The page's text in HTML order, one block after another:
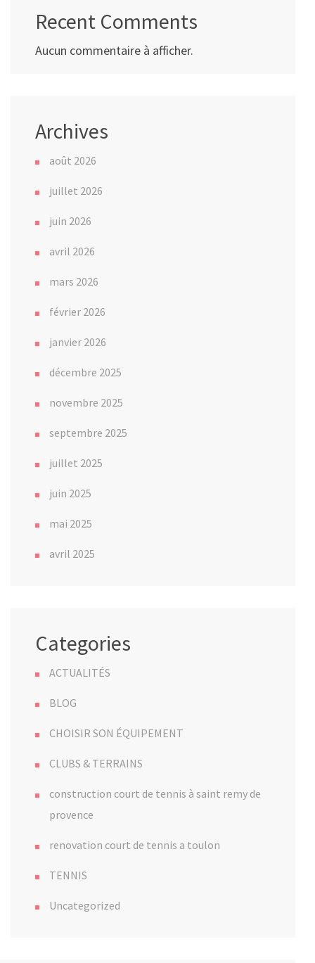
Recent Comments
Aucun commentaire à afficher.
Archives
août 2026
juillet 2026
juin 2026
avril 2026
mars 2026
février 2026
janvier 2026
décembre 2025
novembre 2025
septembre 2025
juillet 2025
juin 2025
mai 2025
avril 2025
Categories
ACTUALITÉS
BLOG
CHOISIR SON ÉQUIPEMENT
CLUBS & TERRAINS
construction court de tennis à saint remy de
provence
renovation court de tennis a toulon
TENNIS
Uncategorized